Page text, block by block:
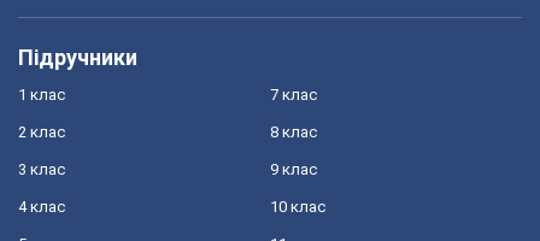
Підручники
1 клас
2 клас
3 клас
4 клас
7 клас
8 клас
9 клас
10 клас